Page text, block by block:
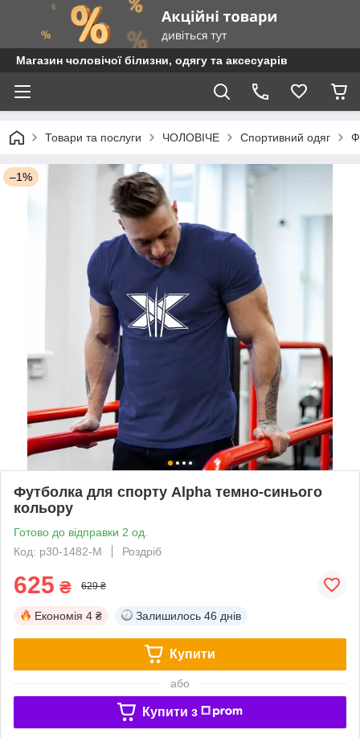
Магазин чоловічої білизни, одягу та аксесуарів
Товари та послуги ЧОЛОВІЧЕ Спортивний одяг
–1%
Футболка для спорту Alpha темно-синього
кольору
Готово до відправки 2 од.
Код: p30-1482-M
Роздріб
625 ₴ 629 ₴
Економія 4 ₴ Залишилось 46 днів
Купити
або
Купити з